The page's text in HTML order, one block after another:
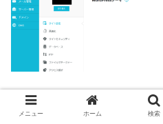
サイト設定の中にある
メニュー ホーム 検索